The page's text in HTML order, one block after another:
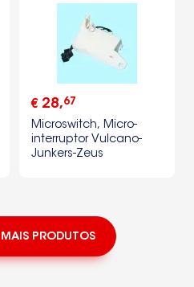
€ 28,67
Microswitch, Micro-
interruptor Vulcano-
Junkers-Zeus
PRODUTOS